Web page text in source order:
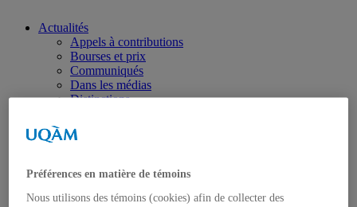
Actualités
Appels à contributions
Bourses et prix
Communiqués
Dans les médias
Distinctions
Préférences en matière de témoins
Nous utilisons des témoins (cookies) afin de collecter des